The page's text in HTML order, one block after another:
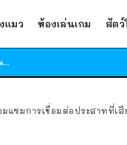
แมว ห้องเล่นเกม สัต
ร้านอาหารในนิวยอร์กประกาศปิดตัวลง หลังอยู่มานานกว่า 45 ปี ติดป้ายขอบคุณลูกค้าทุกคน แถมสูตรทำไวท์ซอสให้แบบจัดเต็ม
ได้เวลาเด็กหนวดรวมตัว RF Online Next เปิดให้เล่นแล้ว เกม Sci-Fi MMORPG ระดับตำนาน เล่นได้ทั้งมือถือและ PC
แซมการเชื่อมต่อประสาทที่เสี